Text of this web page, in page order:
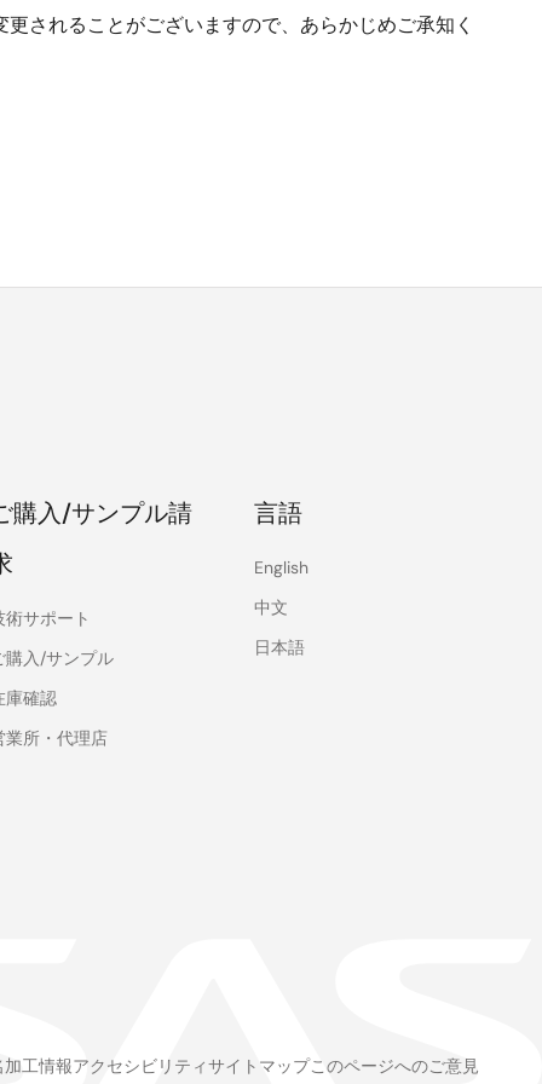
されることがございますので、あらかじめご承知く
購入/サンプル請
術サポート
購入/サンプル
庫確認
業所・代理店
言語
English
中文
日本語
加工情報アクセシビリティサイトマップこのページへのご意見